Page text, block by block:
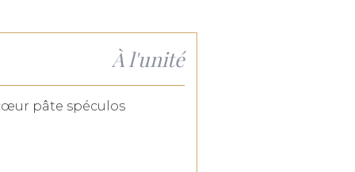
À l'unité
pâte spéculos